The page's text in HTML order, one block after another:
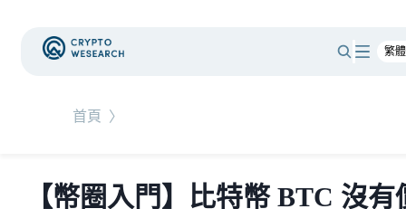
首頁 〉
【幣圈入門】比特幣 BTC 沒有